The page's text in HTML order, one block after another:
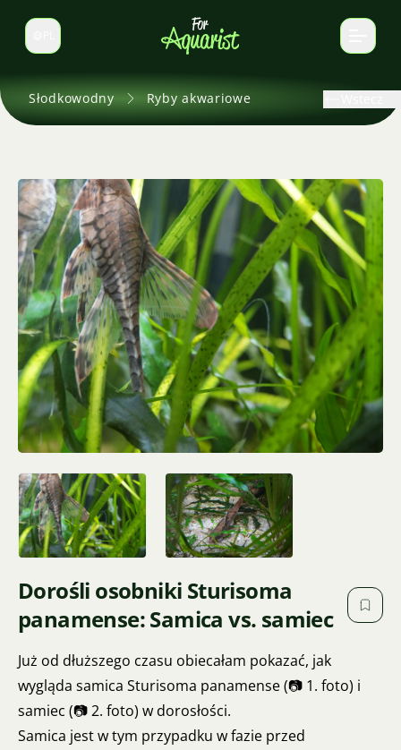
Zmień język
Słodkowodny Ryby akwariowe
Dorośli osobniki Sturisoma
panamense: Samica vs. samiec
Już od dłuższego czasu obiecałam pokazać, jak
wygląda samica Sturisoma panamense (📷 1. foto) i
samiec (📷 2. foto) w dorosłości.
Samica jest w tym przypadku w fazie przed